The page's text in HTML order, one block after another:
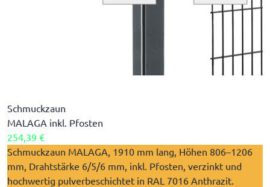
Schmuckzaun
MALAGA inkl. Pfosten
254,39 €
Schmuckzaun MALAGA, 1910 mm lang, Höhen 806–1206
mm, Drahtstärke 6/5/6 mm, inkl. Pfosten, verzinkt und
hochwertig pulverbeschichtet in RAL 7016 Anthrazit.